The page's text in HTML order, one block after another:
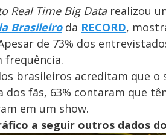
Real Time Big Datarealizou
Brasileiroda RECORD,
de 73% dos
frequência.
brasileiros acreditam que
dos fãs, 63% contaram que
em um show.
a seguir outros dados